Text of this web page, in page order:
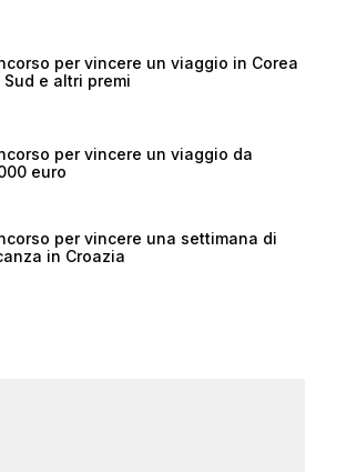
per vincere un viaggio in Corea
Sud e altri premi
per vincere un viaggio da
euro
per vincere una settimana di
in Croazia